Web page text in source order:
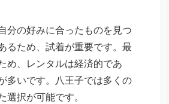
分の好みに合ったものを見つ
るため、試着が重要です。最
め、レンタルは経済的であ
多いです。八王子では多くの
択が可能です。